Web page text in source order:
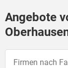
Angebote